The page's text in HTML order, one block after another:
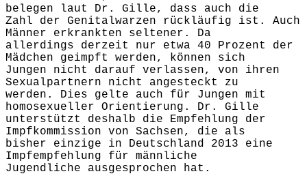
belegen laut Dr. Gille, dass auch die
Zahl der Genitalwarzen rückläufig ist. Auch
Männer erkrankten seltener. Da
allerdings derzeit nur etwa 40 Prozent der
Mädchen geimpft werden, können sich
Jungen nicht darauf verlassen, von ihren
Sexualpartnern nicht angesteckt zu
werden. Dies gelte auch für Jungen mit
homosexueller Orientierung. Dr. Gille
unterstützt deshalb die Empfehlung der
Impfkommission von Sachsen, die als
bisher einzige in Deutschland 2013 eine
Impfempfehlung für männliche
Jugendliche ausgesprochen hat.